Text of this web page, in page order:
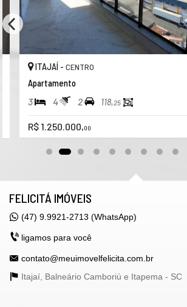
ITAJAÍ - CENTRO
Apartamento
3 4 2 118,25
R$ 1.250.000,00
FELICITÁ IMÓVEIS
(47) 9.9921-2713 (WhatsApp)
ligamos para você
contato@meuimovelfelicita.com.br
Itajaí, Balneário Camboriú e Itapema - SC